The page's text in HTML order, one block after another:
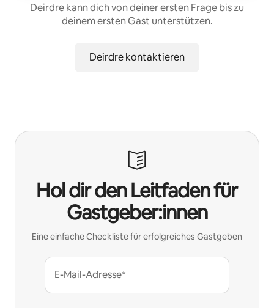
Deirdre kann dich von deiner ersten Frage bis zu
deinem ersten Gast unterstützen.
Deirdre kontaktieren
Hol dir den Leitfaden für
Gastgeber:innen
Eine einfache Checkliste für erfolgreiches Gastgeben
E-Mail-Adresse*